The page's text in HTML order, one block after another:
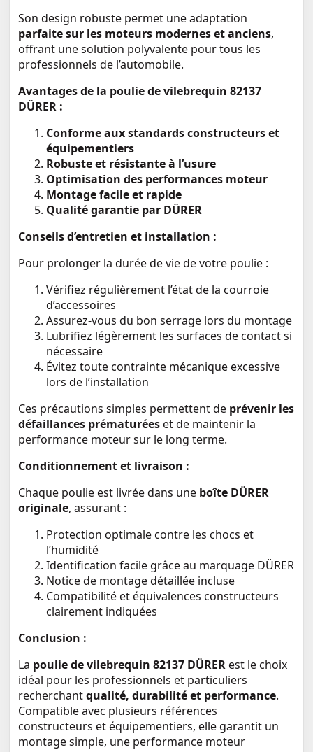
Son design robuste permet une adaptation
parfaite sur les moteurs modernes et anciens,
offrant une solution polyvalente pour tous les
professionnels de l’automobile.
Avantages de la poulie de vilebrequin 82137
DÜRER :
Conforme aux standards constructeurs et
équipementiers
Robuste et résistante à l’usure
Optimisation des performances moteur
Montage facile et rapide
Qualité garantie par DÜRER
Conseils d’entretien et installation :
Pour prolonger la durée de vie de votre poulie :
Vérifiez régulièrement l’état de la courroie
d’accessoires
Assurez-vous du bon serrage lors du montage
Lubrifiez légèrement les surfaces de contact si
nécessaire
Évitez toute contrainte mécanique excessive
lors de l’installation
Ces précautions simples permettent de prévenir les
défaillances prématuréeset de maintenir la
performance moteur sur le long terme.
Conditionnement et livraison :
Chaque poulie est livrée dans une boîte DÜRER
originale, assurant :
Protection optimale contre les chocs et
l’humidité
Identification facile grâce au marquage DÜRER
Notice de montage détaillée incluse
Compatibilité et équivalences constructeurs
clairement indiquées
Conclusion :
La poulie de vilebrequin 82137 DÜRERest le choix
idéal pour les professionnels et particuliers
recherchantqualité, durabilité et performance.
Compatible avec plusieurs références
constructeurs et équipementiers, elle garantit un
montage simple, une performance moteur